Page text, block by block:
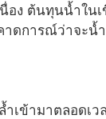
อง ต้นทุนน้ำใน
ดการณ์ว่าจะน้
เข้ามาตลอดเว